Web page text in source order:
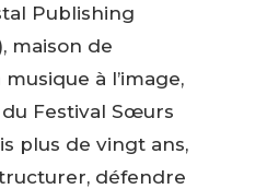
Publishing
maison de
à l’image,
Festival Sœurs
plus de vingt ans,
défendre